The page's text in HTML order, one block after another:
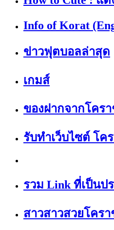
Info of Korat
ข่าวฟุตบอลล่าสุด
เกมส์
ของฝากจากโคร
รับทำเว็บไซต์ โค
รวม Link ที่เป็นป
สาวสาวสวยโครา